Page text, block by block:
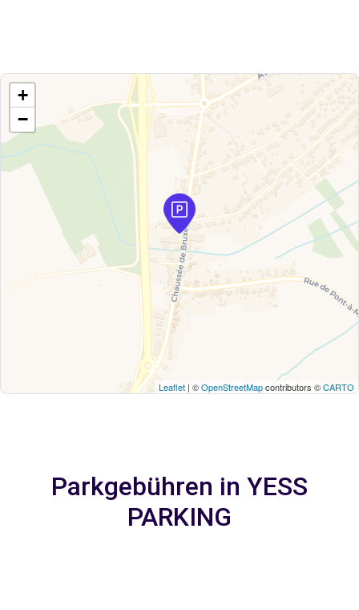
+
−
Leaflet | ©OpenStreetMapcontributors ©CARTO
Parkgebühren in YESS
PARKING